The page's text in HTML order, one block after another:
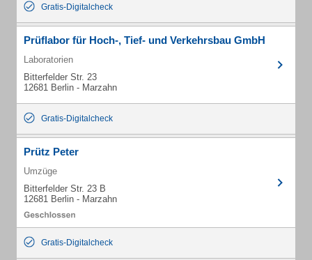
Gratis-Digitalcheck
Prüflabor für Hoch-, Tief- und Verkehrsbau GmbH
Laboratorien
Bitterfelder Str. 23
12681 Berlin - Marzahn
Gratis-Digitalcheck
Prütz Peter
Umzüge
Bitterfelder Str. 23 B
12681 Berlin - Marzahn
Gratis-Digitalcheck